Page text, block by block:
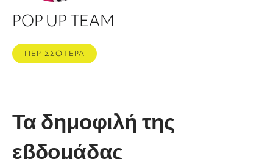
POP UP TEAM
ΠΕΡΙΣΣΟΤΕΡΑ
Τα δημοφιλή της
εβδομάδας